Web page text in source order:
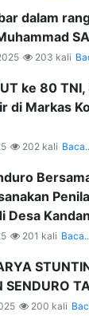
dalam
203 kali
ke 80
di Markas
202 kali
Desa
201 kali
SENDURO
200 kali